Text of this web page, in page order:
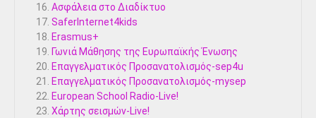
Ασφάλεια στο Διαδίκτυο
SaferInternet4kids
Erasmus+
Γωνιά Μάθησης της Ευρωπαϊκής Ένωσης
Επαγγελματικός Προσανατολισμός-sep4u
Επαγγελματικός Προσανατολισμός-mysep
European School Radio-Live!
Χάρτης σεισμών-Live!